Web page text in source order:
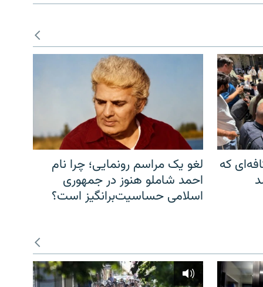
که
لغو یک مراسم رونمایی؛ چرا نام
احمد شاملو هنوز در جمهوری
اسلامی حساسیت‌برانگیز است؟